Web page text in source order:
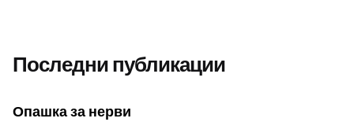
Последни публикации
Опашка за нерви